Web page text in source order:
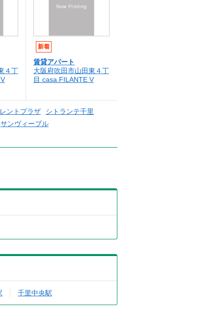
４丁
新着
賃貸アパート
大阪府吹田市山田東４丁
目 casa.FILANTE V
ントプラザ
シトランテ千里
サンヴィーブル
千里中央駅